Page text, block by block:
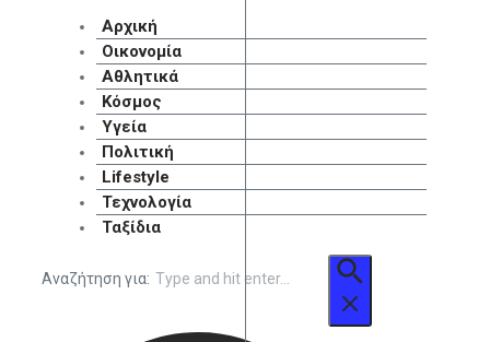
Αρχική
Οικονομία
Αθλητικά
Κόσμος
Υγεία
Πολιτική
Lifestyle
Τεχνολογία
Ταξίδια
Αναζήτηση για: